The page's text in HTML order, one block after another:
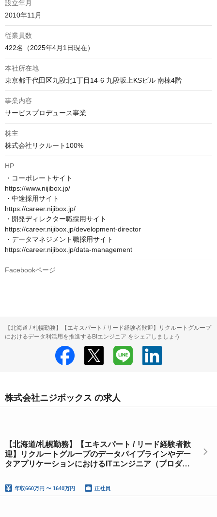
設立年月
2010年11月
従業員数
422名（2025年4月1日現在）
本社所在地
東京都千代田区九段北1丁目14-6 九段坂上KSビル 南棟4階
事業内容
サービスプロデュース事業
株主
株式会社リクルート100%
HP
・コーポレートサイト
https://www.nijibox.jp/
・中途採用サイト
https://career.nijibox.jp/
・開発ディレクター職採用サイト
https://career.nijibox.jp/development-director
・データマネジメント職採用サイト
https://career.nijibox.jp/data-management
Facebookページ
【北海道 / 札幌勤務】【エキスパート / リード経験者歓迎】リクルートグループ
におけるデータ利活用を推進するBIエンジニア をシェアしましょう
株式会社ニジボックス の求人
【北海道/札幌勤務】【エキスパート / リード経験者歓
迎】リクルートグループのデータパイプラインやデー
タアプリケーションにおけるITエンジニア（プロダク
年収660万円 〜 1640万円 正社員